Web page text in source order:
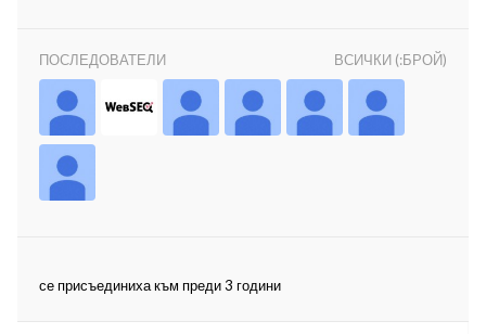
ПОСЛЕДОВАТЕЛИ ВСИЧКИ (:БРОЙ)
се присъединиха към преди 3 години